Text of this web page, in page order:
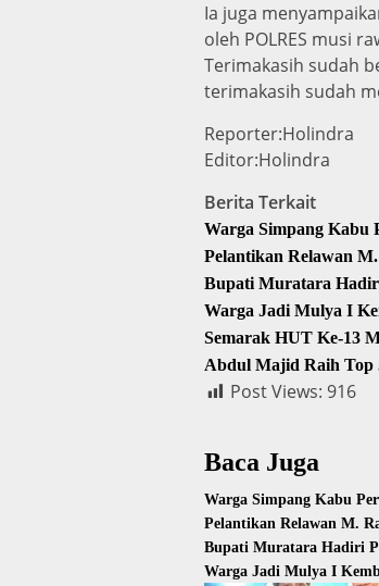
Ia juga
oleh POLRES musi
Terimakasih sudah
terimakasih sudah
Reporter:Holindra
Editor:Holindra
Berita Terkait
Warga Simpang Kabu
Pelantikan Relawan
Bupati Muratara
Warga Jadi Mulya I
Semarak HUT Ke-13
Abdul Majid Raih Top
Post Views: 916
Baca Juga
Warga Simpang Kabu
Pelantikan Relawan M.
Bupati Muratara Hadiri
Warga Jadi Mulya I